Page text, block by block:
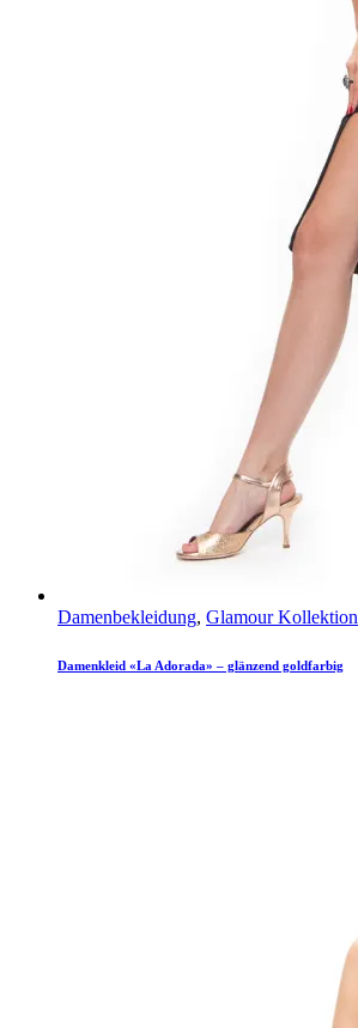
Damenbekleidung, Glamour Kollektion
Damenkleid «La Adorada» – glänzend goldfarbig